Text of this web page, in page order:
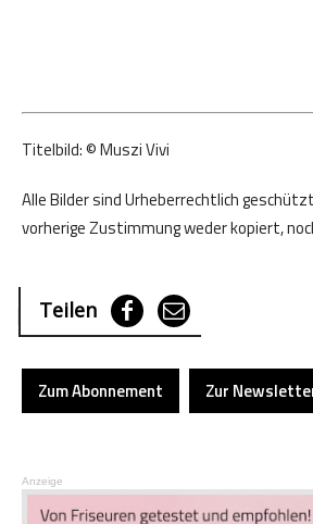
Titelbild: © Muszi Vivi
Alle Bilder sind Urheberrechtlich
vorherige Zustimmung weder kopiert,
Teilen
Zum Abonnement Zur
Anzeige